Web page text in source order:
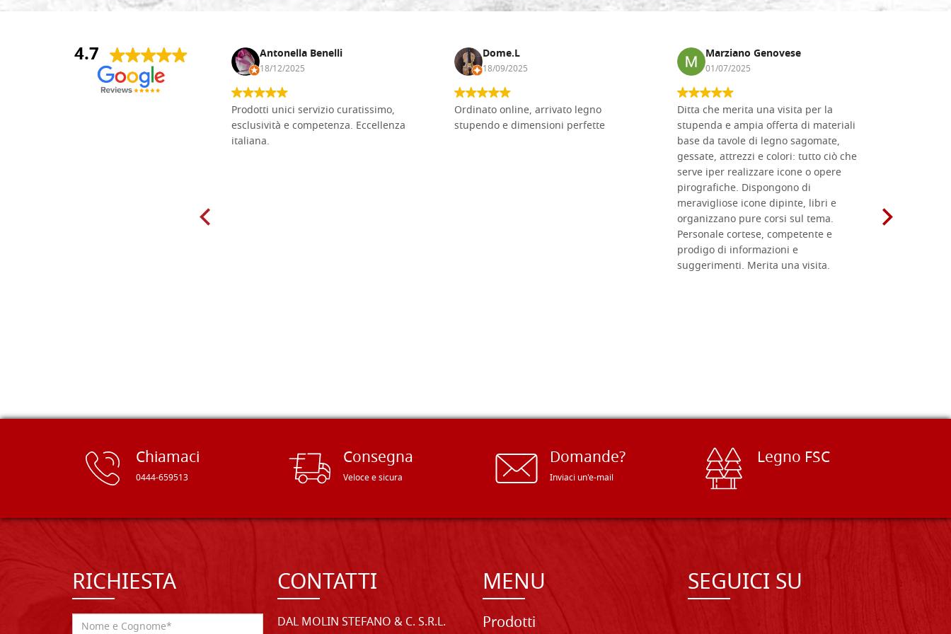
4.7
Andrea Monguzzi Antonella Benelli
18/12/2025
Prodotti unici servizio curatissimo,
esclusività e competenza. Eccellenza
italiana.
Dome.L
18/09/2025
Ordinato online, arrivato legno
stupendo e dimensioni perfette
Marziano Genovese
01/07/2025
Ditta che merita una visita per la
stupenda e ampia offerta di materiali
base da tavole di legno sagomate,
gessate, attrezzi e colori: tutto ciò che
serve iper realizzare icone o opere
pirografiche. Dispongono di
meravigliose icone dipinte, libri e
organizzano pure corsi sul tema.
Personale cortese, competente e
prodigo di informazioni e
suggerimenti. Merita una visita.
Chiamaci
0444-659513
Consegna
Veloce e sicura
Domande?
Inviaci un'e-mail
Legno FSC
RICHIESTA CONTATTI
DAL MOLIN STEFANO & C. S.R.L.
MENU
Prodotti
SEGUICI SU